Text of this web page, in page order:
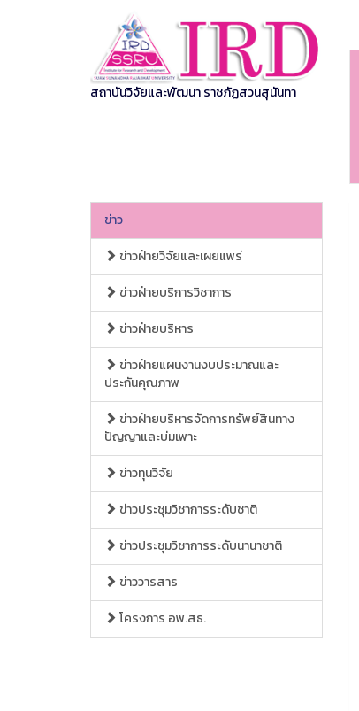
สถาบันวิจัยและพัฒนา ราชภัฏสวนสุนันทา
ข่าว
ข่าวฝ่ายวิจัยและเผยแพร่
ข่าวฝ่ายบริการวิชาการ
ข่าวฝ่ายบริหาร
ข่าวฝ่ายแผนงานงบประมาณและ
ประกันคุณภาพ
ข่าวฝ่ายบริหารจัดการทรัพย์สินทาง
ปัญญาและบ่มเพาะ
ข่าวทุนวิจัย
ข่าวประชุมวิชาการระดับชาติ
ข่าวประชุมวิชาการระดับนานาชาติ
ข่าววารสาร
โครงการ อพ.สธ.